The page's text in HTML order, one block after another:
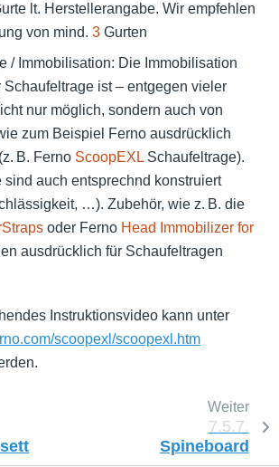
lt. Herstellerangabe. Wir empfehlen
von mind. 3 Gurten
/ Immobilisation: Die Immobilisation
Schaufeltrage ist – entgegen vieler
nur möglich, sondern auch von
zum Beispiel Ferno ausdrücklich
B. Ferno ScoopEXL Schaufeltrage).
sind auch entsprechnd konstruiert
…). Zubehör, wie z. B. die
oder Ferno Head Immobilizer for
ausdrücklich für Schaufeltragen
Instruktionsvideo kann unter
scoopexl/scoopexl.htm
Weiter
7.5.7.
Spineboard